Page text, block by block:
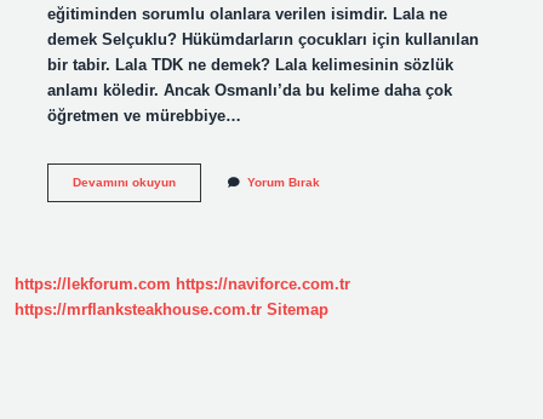
eğitiminden sorumlu olanlara verilen isimdir. Lala ne
demek Selçuklu? Hükümdarların çocukları için kullanılan
bir tabir. Lala TDK ne demek? Lala kelimesinin sözlük
anlamı köledir. Ancak Osmanlı’da bu kelime daha çok
öğretmen ve mürebbiye…
Devamını okuyunLalanın
Yorum Bırak
https://lekforum.com https://naviforce.com.tr
https://mrflanksteakhouse.com.tr Sitemap